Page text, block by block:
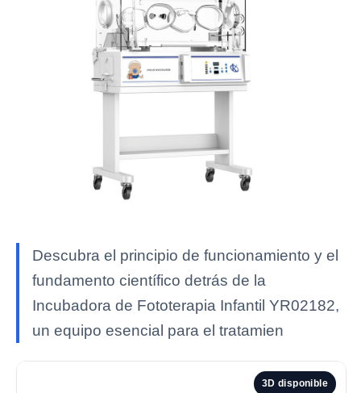
Descubra el principio de funcionamiento y el
fundamento científico detrás de la
Incubadora de Fototerapia Infantil YR02182,
un equipo esencial para el tratamien
3D disponible